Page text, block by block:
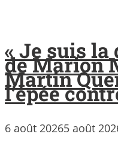
« Je suis la
de Marion
Martin
l’épée
6 août 20265 août